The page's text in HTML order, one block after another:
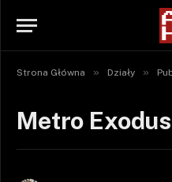
Strona Główna » Działy »
Metro